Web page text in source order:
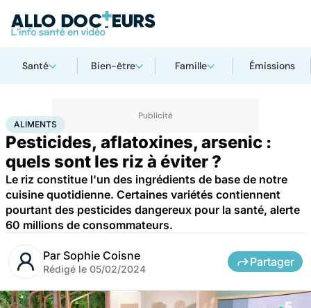
Santé Bien-être Famille Émissions
AccueilBien-être Aliments
ALIMENTS
Pesticides, aflatoxines, arsenic :
quels sont les riz à éviter ?
Le riz constitue l'un des ingrédients de base de notre
cuisine quotidienne. Certaines variétés contiennent
pourtant des pesticides dangereux pour la santé, alerte
60 millions de consommateurs.
Par Sophie Coisne
Rédigé le 05/02/2024
Partager